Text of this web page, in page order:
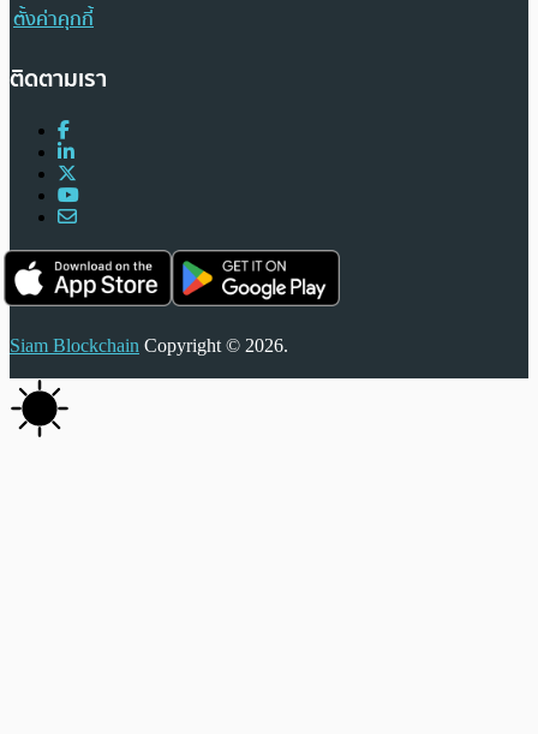
ตั้งค่าคุกกี้
ติดตามเรา
Siam Blockchain Copyright © 2026.